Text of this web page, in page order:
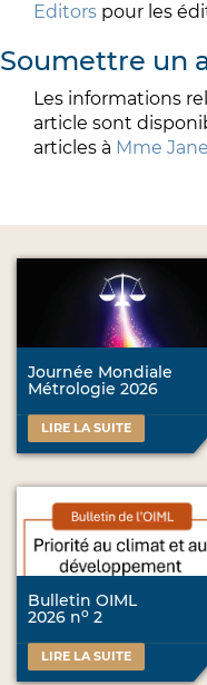
Editors pour les
Soumettre un
Les informations
article sont
articles à Mme
Journée Mondiale
Métrologie 2026
LIRE LA SUITE
Bulletin OIML
2026 no 2
LIRE LA SUITE